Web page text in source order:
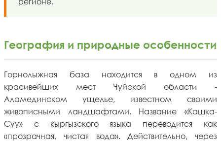
География и природные особенности
Горнолыжная база находится в одном из
красивейших мест Чуйской области -
Аламединском ущелье, известном своими
живописными ландшафтами. Название «Кашка-
Суу» с кыргызского языка переводится как
«прозрачная, чистая вода». Действительно, через